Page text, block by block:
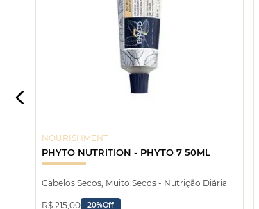
NOURISHMENT
PHYTO NUTRITION - PHYTO 7 50ML
Cabelos Secos, Muito Secos - Nutrição Diária
R$ 215,00 20%Off